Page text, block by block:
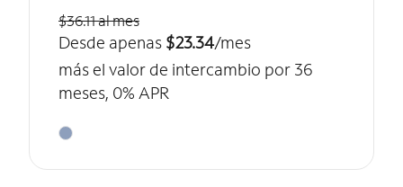
$36.11 al mes
Desde apenas $23.34/mes
más el valor de intercambio por 36
meses, 0% APR